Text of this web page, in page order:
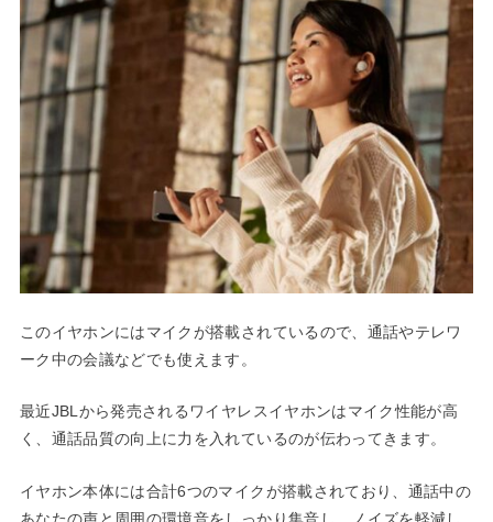
このイヤホンにはマイクが搭載されているので、通話やテレワ
ーク中の会議などでも使えます。
最近JBLから発売されるワイヤレスイヤホンはマイク性能が高
く、通話品質の向上に力を入れているのが伝わってきます。
イヤホン本体には合計6つのマイクが搭載されており、通話中の
あなたの声と周囲の環境音をしっかり集音し、ノイズを軽減し